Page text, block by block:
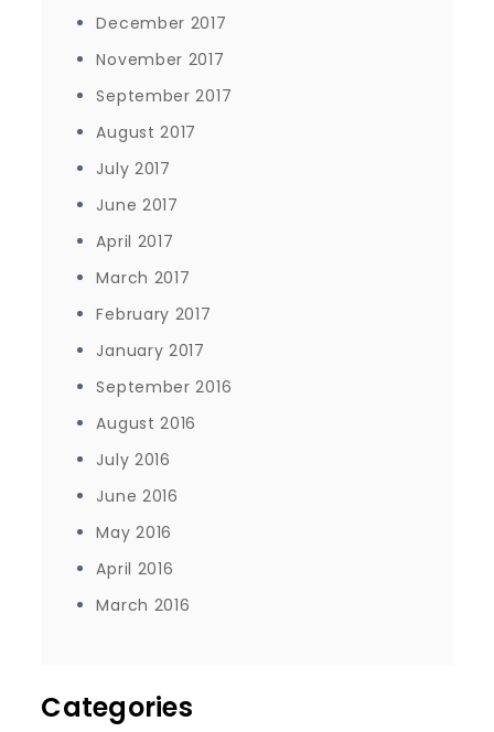
December 2017
November 2017
September 2017
August 2017
July 2017
June 2017
April 2017
March 2017
February 2017
January 2017
September 2016
August 2016
July 2016
June 2016
May 2016
April 2016
March 2016
Categories